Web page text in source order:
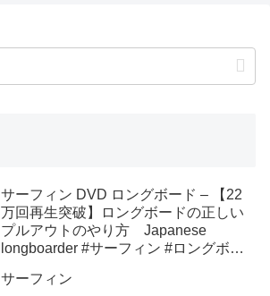
サーフィン DVD ロングボード – 【22
万回再生突破】ロングボードの正しい
プルアウトのやり方 Japanese
longboarder #サーフィン #ロングボー
サーフィン